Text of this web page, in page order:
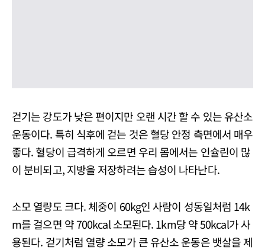
걷기는 강도가 낮은 편이지만 오랜 시간 할 수 있는 유산소
운동이다. 특히 식후에 걷는 것은 혈당 안정 측면에서 매우
좋다. 혈당이 급격하게 오르면 우리 몸에서는 인슐린이 많
이 분비되고, 지방을 저장하려는 습성이 나타난다.
소모 열량도 크다. 체중이 60kg인 사람이 성동일처럼 14k
m를 걸으면 약 700kcal 소모된다. 1km당 약 50kcal가 사
용된다. 걷기처럼 열량 소모가 큰 유산소 운동은 뱃살을 제